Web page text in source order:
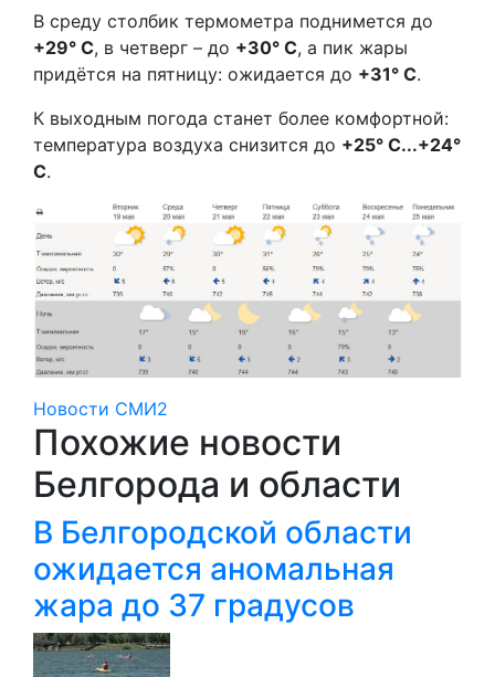
В среду столбик термометра поднимется до
+29° C, в четверг – до +30° C, а пик жары
придётся на пятницу: ожидается до +31° C.
К выходным погода станет более комфортной:
температура воздуха снизится до +25° C...+24°
C.
Новости СМИ2
Похожие новости
Белгорода и области
В Белгородской области
ожидается аномальная
жара до 37 градусов